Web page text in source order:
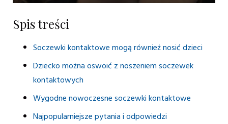
Spis treści
Soczewki kontaktowe mogą również nosić dzieci
Dziecko można oswoić z noszeniem soczewek
kontaktowych
Wygodne nowoczesne soczewki kontaktowe
Najpopularniejsze pytania i odpowiedzi